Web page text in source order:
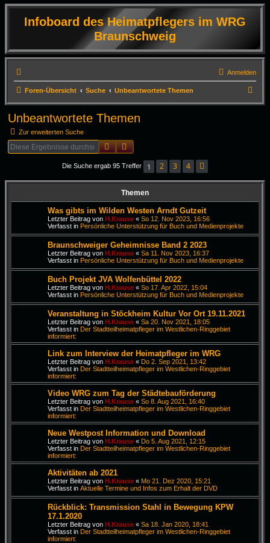
Infoboard des Heimatpflegers im WRG
Braunschweig
Anmelden
Foren-Übersicht Suche Unbeantwortete Themen
u
Unbeantwortete Themen
Zur erweiterten Suche
SucheErweiterte Suche
Die Suche ergab 95 Treffer 1 2 3 4
Themen
Was gibts im Wilden Westen Arndt Gutzeit
Letzter Beitrag von H.Krause « So 12. Nov 2023, 16:56
Verfasst in Persönliche Unterstützung für Buch und Medienprojekte
Braunschweiger Geheimnisse Band 2 2023
Letzter Beitrag von H.Krause « Sa 11. Nov 2023, 16:37
Verfasst in Persönliche Unterstützung für Buch und Medienprojekte
Buch Projekt JVA Wolfenbüttel 2022
Letzter Beitrag von H.Krause « So 17. Apr 2022, 15:04
Verfasst in Persönliche Unterstützung für Buch und Medienprojekte
Veranstaltung in Stöckheim Kultur Vor Ort 19.11.2021
Letzter Beitrag von H.Krause « Sa 20. Nov 2021, 18:05
Verfasst in Der Stadtteilheimatpfleger im Westlichen-Ringgebiet
informiert:
Link zum Interview der Heimatpfleger im WRG
Letzter Beitrag von H.Krause « Do 2. Sep 2021, 13:42
Verfasst in Der Stadtteilheimatpfleger im Westlichen-Ringgebiet
informiert:
Video WRG zum Tag der Städtebauförderung
Letzter Beitrag von H.Krause « So 8. Aug 2021, 16:40
Verfasst in Der Stadtteilheimatpfleger im Westlichen-Ringgebiet
informiert:
Neue Westpost Information und Download
Letzter Beitrag von H.Krause « Do 5. Aug 2021, 12:15
Verfasst in Der Stadtteilheimatpfleger im Westlichen-Ringgebiet
informiert:
Aktivitäten ab 2021
Letzter Beitrag von H.Krause « Mo 21. Dez 2020, 15:21
Verfasst in Aktuelle Termine und Infos zum Erhalt der DVD
Rückblick: Transmission Stahl in Bewegung KPW
17.1.2020
Letzter Beitrag von H.Krause « Sa 18. Jan 2020, 18:41
Verfasst in Der Stadtteilheimatpfleger im Westlichen-Ringgebiet
informiert: